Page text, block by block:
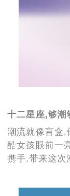
十二星座,够潮
潮流就像盲盒,
酷女孩眼前一
携手,带来这次